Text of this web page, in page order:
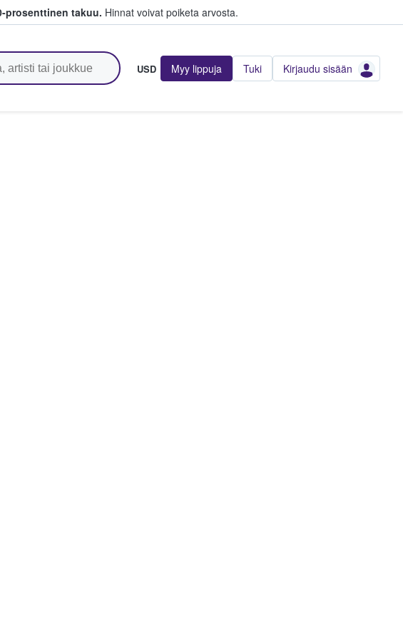
prosenttinen takuu. Hinnat voivat poiketa arvosta.
USD Myy lippuja Tuki Kirjaudu sisään